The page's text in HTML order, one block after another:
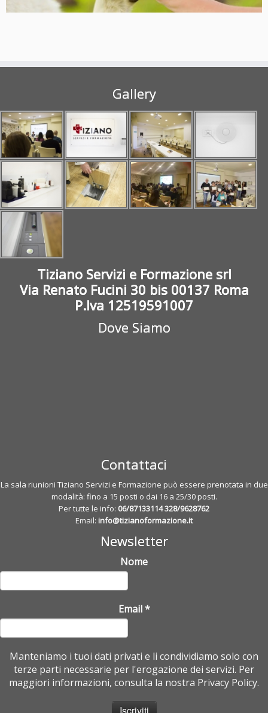
Gallery
Tiziano Servizi e Formazione srl
Via Renato Fucini 30 bis 00137 Roma
P.Iva 12519591007
Dove Siamo
Contattaci
La sala riunioni Tiziano Servizi e Formazione può essere prenotata in due
modalità: fino a 15 posti o dai 16 a 25/30 posti.
Per tutte le info: 06/87133114328/9628762
Email: info@tizianoformazione.it
Newsletter
Nome
Email*
Manteniamo i tuoi dati privati e li condividiamo solo con
terze parti necessarie per l'erogazione dei servizi. Per
maggiori informazioni, consulta la nostra Privacy Policy.